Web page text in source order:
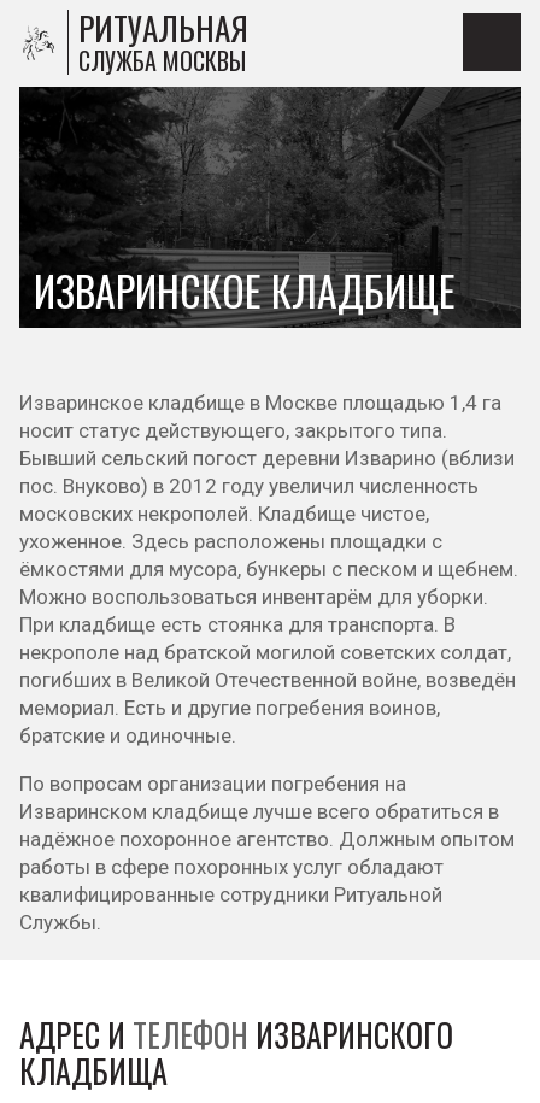
РИТУАЛЬНАЯ
СЛУЖБА МОСКВЫ
ИЗВАРИНСКОЕ КЛАДБИЩЕ
Изваринское кладбище в Москве площадью 1,4 га
носит статус действующего, закрытого типа.
Бывший сельский погост деревни Изварино (вблизи
пос. Внуково) в 2012 году увеличил численность
московских некрополей. Кладбище чистое,
ухоженное. Здесь расположены площадки с
ёмкостями для мусора, бункеры с песком и щебнем.
Можно воспользоваться инвентарём для уборки.
При кладбище есть стоянка для транспорта. В
некрополе над братской могилой советских солдат,
погибших в Великой Отечественной войне, возведён
мемориал. Есть и другие погребения воинов,
братские и одиночные.
По вопросам организации погребения на
Изваринском кладбище лучше всего обратиться в
надёжное похоронное агентство. Должным опытом
работы в сфере похоронных услуг обладают
квалифицированные сотрудники Ритуальной
Службы.
АДРЕС И ТЕЛЕФОН ИЗВАРИНСКОГО
КЛАДБИЩА